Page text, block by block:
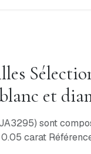
et
sont
carat